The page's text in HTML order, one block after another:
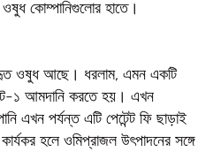
কোম্পানিগুলোর হাতে।
ওষুধ আছে। ধরলাম, এমন একটি
১ আমদানি করতে হয়। এখন
এখন পর্যন্ত এটি পেটেন্ট ফি ছাড়াই
হলে ওমিপ্রাজল উৎপাদনের সঙ্গে